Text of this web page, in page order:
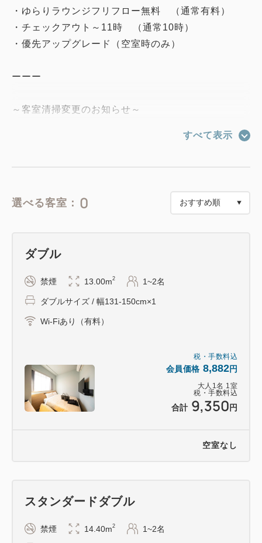
・ゆらりラウンジフリフロー無料 （通常有料）
・チェックアウト～11時 （通常10時）
・優先アップグレード（空室時のみ）
ーーー
～客室清掃変更のお知らせ～
様のお部屋のご滞在に配慮いたしまして、
ご滞在中の清掃は2泊につき1回行います。
ご不明な点やご希望がございましたら、ホテルスタッ
フへお訊ねください。
皆様のご理解とご協力をお願いいたします。
★★アマネクイン別府へご宿泊のお客様は、
敷地内併設の「アマネク別府ゆらり」内大浴場・屋上
プールをご利用頂けます。
ご利用時間：6：00～10：00・15：00～24：00
すべて表示
選べる客室： 0
税・手数料込
会員価格 8,882円
大人 1 名 1 室
税・手数料込
合計 9,350 円
ダブル
禁煙 13.00m2 1~2名
ダブルサイズ / 幅131-150cm×1
Wi-Fiあり（有料）
空室なし
スタンダードダブル
禁煙 14.40m2 1~2名